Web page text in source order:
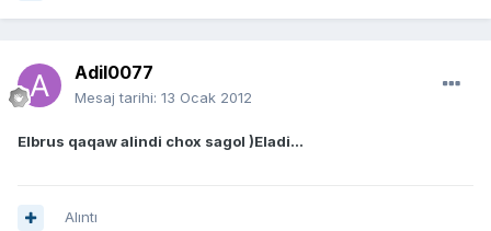
Adil0077
Mesaj tarihi: 13 Ocak 2012
Elbrus qaqaw alindi chox sagol )Eladi...
Alıntı